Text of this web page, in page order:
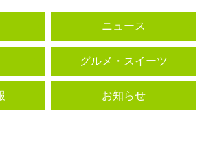
ニュース
グルメ・スイーツ
お知らせ